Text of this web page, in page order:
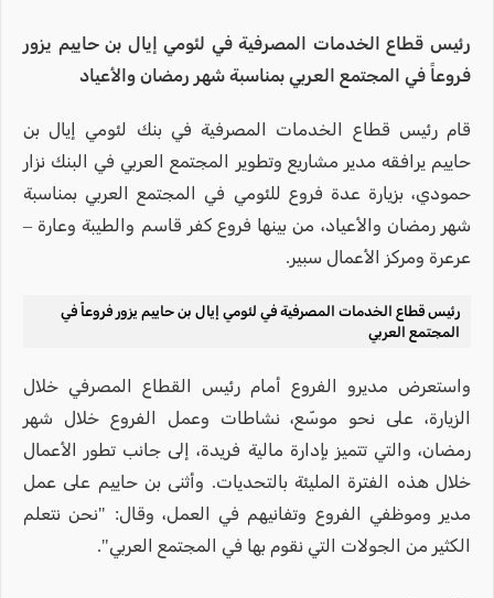
رئيس قطاع الخدمات المصرفية في لئومي إيال بن حاييم يزور
فروعاً في المجتمع العربي بمناسبة شهر رمضان والأعياد
قام رئيس قطاع الخدمات المصرفية في بنك لئومي إيال بن
حاييم يرافقه مدير مشاريع وتطوير المجتمع العربي في البنك نزار
حمودي، بزيارة عدة فروع للئومي في المجتمع العربي بمناسبة
شهر رمضان والأعياد، من بينها فروع كفر قاسم والطيبة وعارة –
عرعرة ومركز الأعمال سبير.
رئيس قطاع الخدمات المصرفية في لئومي إيال بن حاييم يزور فروعاً في
المجتمع العربي
واستعرض مديرو الفروع أمام رئيس القطاع المصرفي خلال
الزيارة، على نحو موسّع، نشاطات وعمل الفروع خلال شهر
رمضان، والتي تتميز بإدارة مالية فريدة، إلى جانب تطور الأعمال
خلال هذه الفترة المليئة بالتحديات. وأثنى بن حاييم على عمل
مدير وموظفي الفروع وتفانيهم في العمل، وقال: "نحن نتعلم
الكثير من الجولات التي نقوم بها في المجتمع العربي".